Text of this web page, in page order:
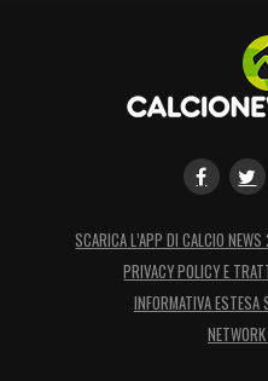
SCARICA L’APP DI CALCIO
PRIVACY POLICY E
INFORMATIVA ESTESA